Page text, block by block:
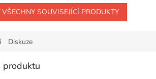
SOUVISEJÍCÍ PRODUKTY
Diskuze
produktu